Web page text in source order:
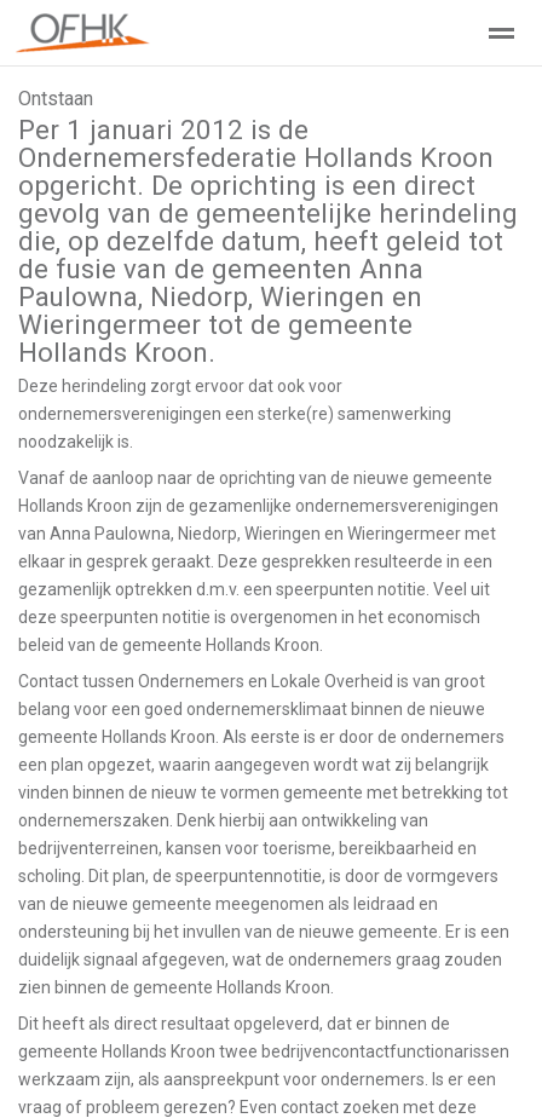
Ondernemers Federatie Hollands Kroon
Home Zoeken Nieuws Agenda
Ontstaan
Per 1 januari 2012 is de
Ondernemersfederatie Hollands Kroon
opgericht. De oprichting is een direct
gevolg van de gemeentelijke herindeling
die, op dezelfde datum, heeft geleid tot
de fusie van de gemeenten Anna
Paulowna, Niedorp, Wieringen en
Wieringermeer tot de gemeente
Hollands Kroon.
Deze herindeling zorgt ervoor dat ook voor
ondernemersverenigingen een sterke(re) samenwerking
noodzakelijk is.
Vanaf de aanloop naar de oprichting van de nieuwe gemeente
Hollands Kroon zijn de gezamenlijke ondernemersverenigingen
van Anna Paulowna, Niedorp, Wieringen en Wieringermeer met
elkaar in gesprek geraakt. Deze gesprekken resulteerde in een
gezamenlijk optrekken d.m.v. een speerpunten notitie. Veel uit
deze speerpunten notitie is overgenomen in het economisch
beleid van de gemeente Hollands Kroon.
Contact tussen Ondernemers en Lokale Overheid is van groot
belang voor een goed ondernemersklimaat binnen de nieuwe
gemeente Hollands Kroon. Als eerste is er door de ondernemers
een plan opgezet, waarin aangegeven wordt wat zij belangrijk
vinden binnen de nieuw te vormen gemeente met betrekking tot
ondernemerszaken. Denk hierbij aan ontwikkeling van
bedrijventerreinen, kansen voor toerisme, bereikbaarheid en
scholing. Dit plan, de speerpuntennotitie, is door de vormgevers
van de nieuwe gemeente meegenomen als leidraad en
ondersteuning bij het invullen van de nieuwe gemeente. Er is een
duidelijk signaal afgegeven, wat de ondernemers graag zouden
zien binnen de gemeente Hollands Kroon.
Dit heeft als direct resultaat opgeleverd, dat er binnen de
gemeente Hollands Kroon twee bedrijvencontactfunctionarissen
werkzaam zijn, als aanspreekpunt voor ondernemers. Is er een
vraag of probleem gerezen? Even contact zoeken met deze